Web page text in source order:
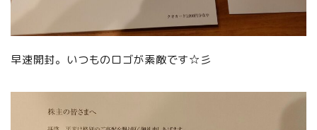
早速開封。いつものロゴが素敵です☆彡